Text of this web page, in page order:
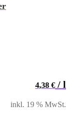
4,38 € / l
inkl. 19 % MwSt.